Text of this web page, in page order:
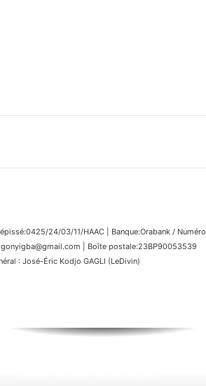
24/03/11/HAAC | Banque:Orabank / Numéro
| Boîte postale:23BP90053539
: José-Éric Kodjo GAGLI (LeDivin)